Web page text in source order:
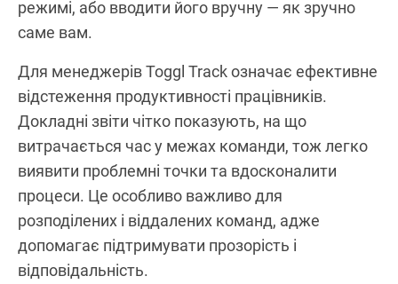
режимі, або вводити його вручну — як зручно
саме вам.
Для менеджерів Toggl Track означає ефективне
відстеження продуктивності працівників.
Докладні звіти чітко показують, на що
витрачається час у межах команди, тож легко
виявити проблемні точки та вдосконалити
процеси. Це особливо важливо для
розподілених і віддалених команд, адже
допомагає підтримувати прозорість і
відповідальність.